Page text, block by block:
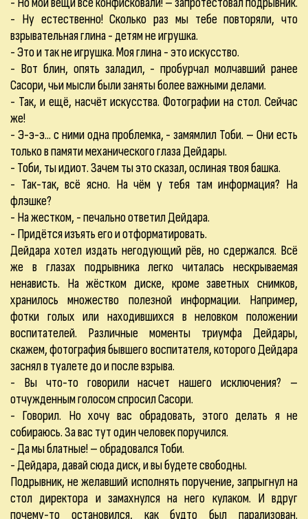
- Ну естественно! Сколько раз мы тебе повторяли, что
взрывательная глина - детям не игрушка.
- Это и так не игрушка. Моя глина - это искусство.
- Вот блин, опять заладил, - пробурчал молчавший ранее
Сасори, чьи мысли были заняты более важными делами.
- Так, и ещё, насчёт искусства. Фотографии на стол. Сейчас
же!
- Э-э-э... с ними одна проблемка, - замямлил Тоби. – Они есть
только в памяти механического глаза Дейдары.
- Тоби, ты идиот. Зачем ты это сказал, ослиная твоя башка.
- Так-так, всё ясно. На чём у тебя там информация? На
флэшке?
- На жестком, - печально ответил Дейдара.
- Придётся изъять его и отформатировать.
Дейдара хотел издать негодующий рёв, но сдержался. Всё
же в глазах подрывника легко читалась нескрываемая
ненависть. На жёстком диске, кроме заветных снимков,
хранилось множество полезной информации. Например,
фотки голых или находившихся в неловком положении
воспитателей. Различные моменты триумфа Дейдары,
скажем, фотография бывшего воспитателя, которого Дейдара
заснял в туалете до и после взрыва.
- Вы что-то говорили насчет нашего исключения? –
отчужденным голосом спросил Сасори.
- Говорил. Но хочу вас обрадовать, этого делать я не
собираюсь. За вас тут один человек поручился.
- Да мы блатные! – обрадовался Тоби.
- Дейдара, давай сюда диск, и вы будете свободны.
Подрывник, не желавший исполнять поручение, запрыгнул на
стол директора и замахнулся на него кулаком. И вдруг
почему-то остановился, как будто был парализован.